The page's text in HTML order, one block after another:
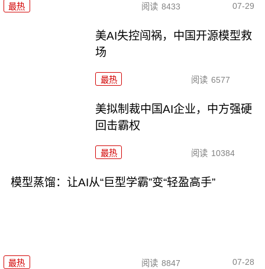
最热 阅读 8433 07-29
美AI失控闯祸，中国开源模型救
场
最热 阅读 6577
美拟制裁中国AI企业，中方强硬
回击霸权
最热 阅读 10384
模型蒸馏：让AI从“巨型学霸”变“轻盈高手”
最热 阅读 8847 07-28